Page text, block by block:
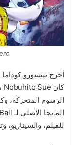
أخرج تيتسورو
للفيلم،